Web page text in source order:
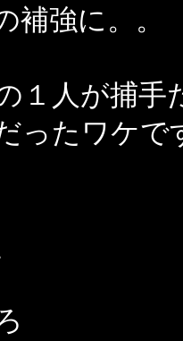
補強に。。
１人が捕手
ったワケで